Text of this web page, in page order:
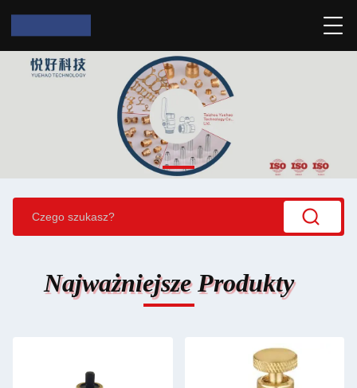
Najważniejsze Produkty